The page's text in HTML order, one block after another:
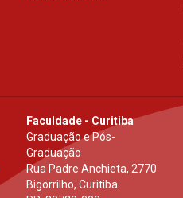
Faculdade - Curitiba
Graduação e Pós-
Graduação
Rua Padre Anchieta, 2770
Bigorrilho, Curitiba